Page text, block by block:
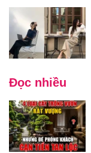
Đọc nhiều